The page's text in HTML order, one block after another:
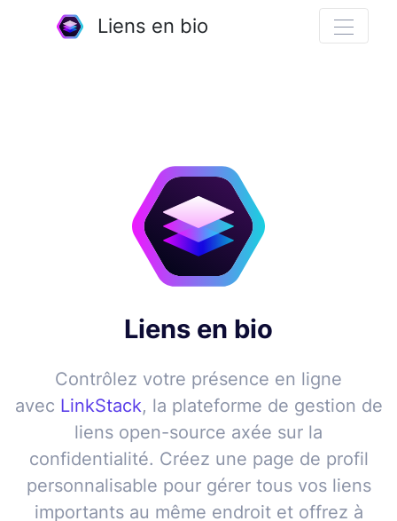
Liens en bio
Liens en bio
Contrôlez votre présence en ligne
avec LinkStack, la plateforme de gestion de
liens open-source axée sur la
confidentialité. Créez une page de profil
personnalisable pour gérer tous vos liens
importants au même endroitet offrez à